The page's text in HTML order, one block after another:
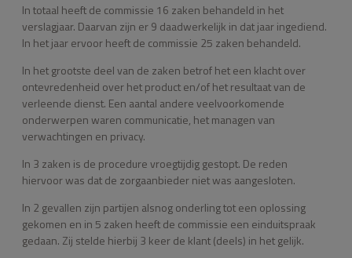
In totaal heeft de commissie 16 zaken behandeld in het
verslagjaar. Daarvan zijn er 9 daadwerkelijk in dat jaar ingediend.
In het jaar ervoor heeft de commissie 25 zaken behandeld.
In het grootste deel van de zaken betrof het een klacht over
ontevredenheid over het product en/of het resultaat van de
verleende dienst. Een aantal andere veelvoorkomende
onderwerpen waren communicatie, het managen van
verwachtingen en privacy.
In 3 zaken is de procedure vroegtijdig gestopt. De reden
hiervoor was dat de zorgaanbieder niet was aangesloten.
In 2 gevallen zijn partijen alsnog onderling tot een oplossing
gekomen en in 5 zaken heeft de commissie een einduitspraak
gedaan. Zij stelde hierbij 3 keer de klant (deels) in het gelijk.